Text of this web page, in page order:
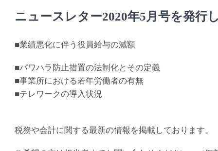
ニュースレター2020年5月号を発行
■業績悪化に伴う役員給与の減額
■パワハラ防止措置の法制化とその定義
■事業所における若年労働者の有無
■テレワークの導入状況
税務や会計に関する最新の情報を掲載しております。